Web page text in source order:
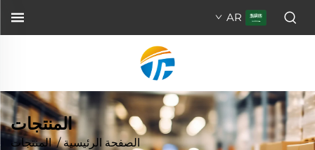
AR
المنتجات
الصفحة الرئيسية/المنتجات